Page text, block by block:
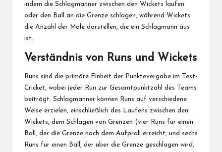
indem die Schlagmänner zwischen den Wickets laufen
oder den Ball an die Grenze schlagen, während Wickets
die Anzahl der Male darstellen, die ein Schlagmann aus
ist.
Verständnis von Runs und Wickets
Runs sind die primäre Einheit der Punktevergabe im Test-
Cricket, wobei jeder Run zur Gesamtpunktzahl des Teams
beiträgt. Schlagmänner können Runs auf verschiedene
Weise erzielen, einschließlich des Laufens zwischen den
Wickets, dem Schlagen von Grenzen (vier Runs für einen
Ball, der die Grenze nach dem Aufprall erreicht, und sechs
Runs für einen Ball, der über die Grenze geschlagen wird,